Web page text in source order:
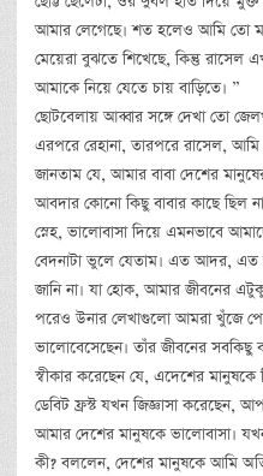
আমার লেগেছে। শত হলেও আমি তো
মেয়েরা বুঝতে শিখেছে, কিন্তু রাসেল
আমাকে নিয়ে যেতে চায় বাড়িতে। ”
ছোটবেলায় আব্বার সঙ্গে দেখা তো
এরপরে রেহানা, তারপরে রাসেল,
জানতাম যে, আমার বাবা দেশের
আবদার কোনো কিছু বাবার কাছে ছিল
স্নেহ, ভালোবাসা দিয়ে এমনভাবে
বেদনাটা ভুলে যেতাম। এত আদর, এত
জানি না। যা হোক, আমার জীবনের
পরেও উনার লেখাগুলো আমরা খুঁজে
ভালোবেসেছেন। তাঁর জীবনের সবকিছু
স্বীকার করেছেন যে, এদেশের মানুষকে
ডেবিট ফ্রস্ট যখন জিজ্ঞাসা করেছেন,
আমার দেশের মানুষকে ভালোবাসা।
কী? বললেন, দেশের মানুষকে আমি